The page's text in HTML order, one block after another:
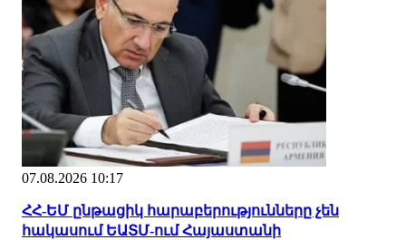
07.08.2026 10:17
ՀՀ-ԵՄ ընթացիկ հարաբերությունները չեն
հակասում ԵԱՏՄ-ում Հայաստանի